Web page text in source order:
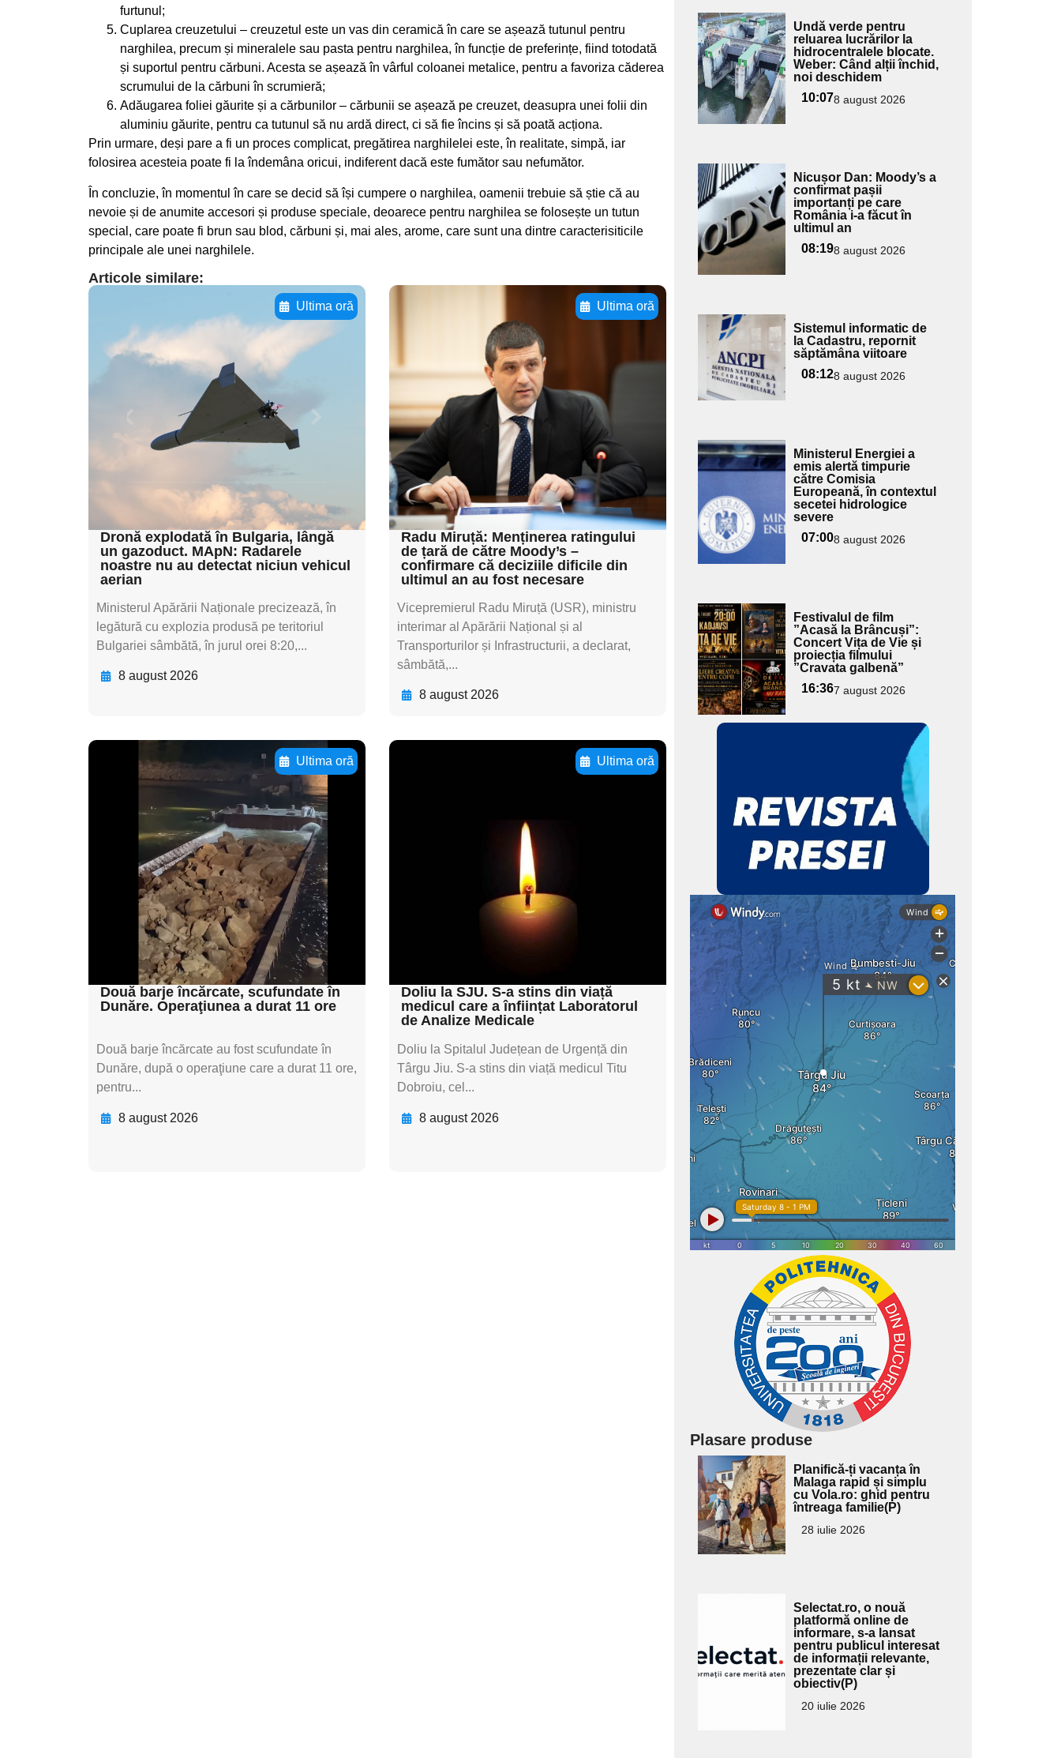
furtunul;
Cuplarea creuzetului – creuzetul este un vas din ceramică în care se așează tutunul pentru
narghilea, precum și mineralele sau pasta pentru narghilea, în funcție de preferințe, fiind totodată
și suportul pentru cărbuni. Acesta se așează în vârful coloanei metalice, pentru a favoriza căderea
scrumului de la cărbuni în scrumieră;
Adăugarea foliei găurite și a cărbunilor – cărbunii se așează pe creuzet, deasupra unei folii din
aluminiu găurite, pentru ca tutunul să nu ardă direct, ci să fie încins și să poată acționa.
Prin urmare, deși pare a fi un proces complicat, pregătirea narghilelei este, în realitate, simpă, iar
folosirea acesteia poate fi la îndemâna oricui, indiferent dacă este fumător sau nefumător.
În concluzie, în momentul în care se decid să își cumpere o narghilea, oamenii trebuie să știe că au
nevoie și de anumite accesori și produse speciale, deoarece pentru narghilea se folosește un tutun
special, care poate fi brun sau blod, cărbuni și, mai ales, arome, care sunt una dintre caracterisiticile
principale ale unei narghilele.
Articole similare:
Ultima oră
Adaugă aici textul
pentru
subtitluAdaugă aici
textul pentru
subtitluAdaugă aici
textul pentru
subtitluAdaugă aici
textul pentru subti
Dronă explodată în Bulgaria, lângă
un gazoduct. MApN: Radarele
noastre nu au detectat niciun vehicul
aerian
Ministerul Apărării Naționale precizează, în
legătură cu explozia produsă pe teritoriul
Bulgariei sâmbătă, în jurul orei 8:20,...
8 august 2026
Ultima oră
Adaugă aici textul
pentru
subtitluAdaugă aici
textul pentru
subtitluAdaugă aici
textul pentru
subtitluAdaugă aici
textul pentru subti
Radu Miruță: Menținerea ratingului
de țară de către Moody’s –
confirmare că deciziile dificile din
ultimul an au fost necesare
Vicepremierul Radu Miruță (USR), ministru
interimar al Apărării Național și al
Transporturilor și Infrastructurii, a declarat,
sâmbătă,...
8 august 2026
Ultima oră
Adaugă aici textul
pentru
subtitluAdaugă aici
textul pentru
subtitluAdaugă aici
textul pentru
subtitluAdaugă aici
textul pentru subti
Două barje încărcate, scufundate în
Dunăre. Operaţiunea a durat 11 ore
Două barje încărcate au fost scufundate în
Dunăre, după o operaţiune care a durat 11 ore,
pentru...
8 august 2026
Ultima oră
subtitluAdaugă aici
textul pentru
subtitluAdaugă aici
textul pentru
subtitluAdaugă aici
Doliu la SJU. S-a stins din viață
medicul care a înființat Laboratorul
de Analize Medicale
Doliu la Spitalul Județean de Urgență din
Târgu Jiu. S-a stins din viață medicul Titu
Dobroiu, cel...
8 august 2026
Adaugă
aici textul
pentru
subtitlu
Undă verde pentru
reluarea lucrărilor la
hidrocentralele blocate.
Weber: Când alții închid,
noi deschidem
10:078 august 2026
Adaugă
aici textul
pentru
subtitlu
Nicușor Dan: Moody’s a
confirmat pașii
importanți pe care
România i-a făcut în
ultimul an
08:198 august 2026
Adaugă
aici textul
pentru
subtitlu
Sistemul informatic de
la Cadastru, repornit
săptămâna viitoare
08:128 august 2026
Adaugă
aici textul
subtitlu
Ministerul Energiei a
emis alertă timpurie
către Comisia
Europeană, în contextul
secetei hidrologice
severe
07:008 august 2026
Adaugă
aici textul
pentru
subtitlu
Festivalul de film
”Acasă la Brâncuși”:
Concert Vița de Vie și
proiecția filmului
”Cravata galbenă”
16:367 august 2026
Plasare produse
Adaugă
aici textul
pentru
subtitlu
Planifică-ți vacanța în
Malaga rapid și simplu
cu Vola.ro: ghid pentru
întreaga familie(P)
28 iulie 2026
subtitlu
Selectat.ro, o nouă
platformă online de
informare, s-a lansat
pentru publicul interesat
de informații relevante,
prezentate clar și
obiectiv(P)
20 iulie 2026